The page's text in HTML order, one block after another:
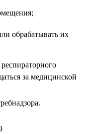
обрабатывать их
за медицинской